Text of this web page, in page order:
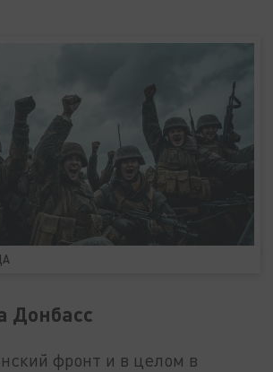
Донбасс
фронт и в целом в